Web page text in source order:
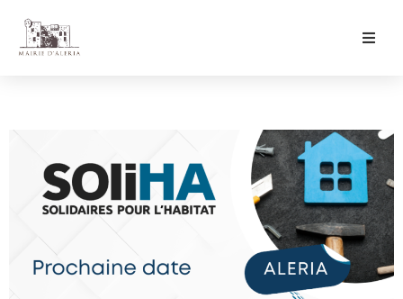
Culture & Loisirs
Mon Quotidien